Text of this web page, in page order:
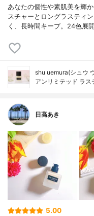
あなたの個性や素肌美を輝
スチャーとロングラスティ
く、長時間キープ。24色展
shu uemura(シュウ
アンリミテッド ラス
日高あき
5.00